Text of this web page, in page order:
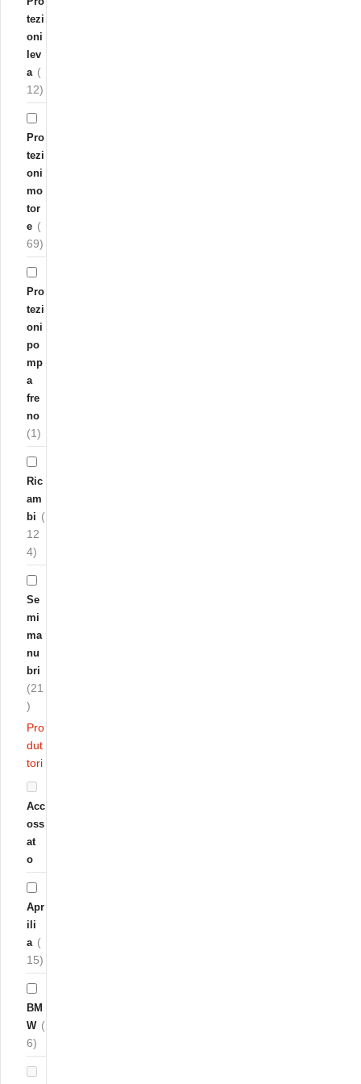
tezi
oni
lev
a (
12)
Pro
tezi
oni
mo
tor
e (
69)
Pro
tezi
oni
po
mp
a
fre
no
(1)
Ric
am
bi (
12
4)
Se
mi
ma
nu
bri
(21
)
Pro
dut
tori
Acc
oss
at
o
Apr
ili
a (
15)
BM
W (
6)